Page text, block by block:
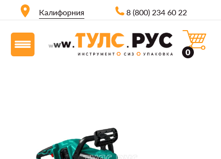
Калифорния 8 (800) 234 60 22
0